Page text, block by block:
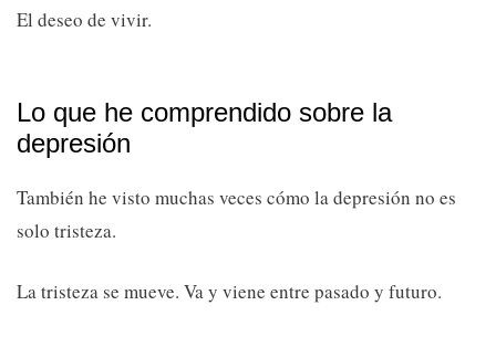
El deseo de vivir.
Lo que he comprendido sobre la
depresión
También he visto muchas veces cómo la depresión no es
solo tristeza.
La tristeza se mueve. Va y viene entre pasado y futuro.